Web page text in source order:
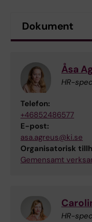
Dokument
Åsa
HR-
Telefon:
+46852486577
E-post:
asa.agreus@ki.se
Organisatorisk
Gemensamt
HR-